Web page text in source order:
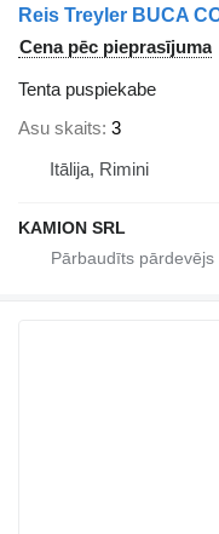
Reis Treyler BUCA
Cena pēc pieprasījuma
Tenta puspiekabe
Asu skaits 3
Itālija, Rimini
KAMION SRL